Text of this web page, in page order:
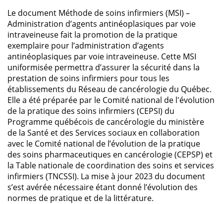
Le document Méthode de soins infirmiers (MSI) –
Administration d’agents antinéoplasiques par voie
intraveineuse fait la promotion de la pratique
exemplaire pour l’administration d’agents
antinéoplasiques par voie intraveineuse. Cette MSI
uniformisée permettra d’assurer la sécurité dans la
prestation de soins infirmiers pour tous les
établissements du Réseau de cancérologie du Québec.
Elle a été préparée par le Comité national de l'évolution
de la pratique des soins infirmiers (CEPSI) du
Programme québécois de cancérologie du ministère
de la Santé et des Services sociaux en collaboration
avec le Comité national de l’évolution de la pratique
des soins pharmaceutiques en cancérologie (CEPSP) et
la Table nationale de coordination des soins et services
infirmiers (TNCSSI). La mise à jour 2023 du document
s’est avérée nécessaire étant donné l’évolution des
normes de pratique et de la littérature.